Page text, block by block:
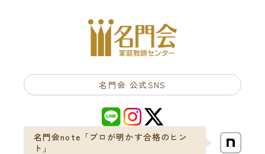
名門会 公式SNS
名門会note「プロが明かす合格のヒン
ト」